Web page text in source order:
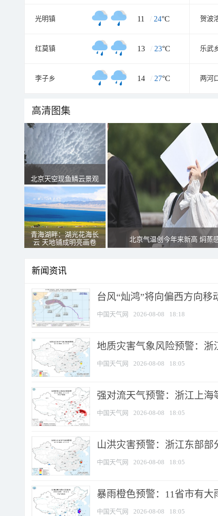
光明镇 11 / 24°C 贺波
红莫镇 13 / 23°C 乐武
李子乡 14 / 27°C 两河
高清图集
北京天空现鱼鳞云景观
青海湖畔：湖光花海长
云 天地铺成明亮画卷
北京气温创今年来新高 焖蒸
新闻资讯
台风“灿鸿”将向偏西方向移
中国天气网 2026-08-08 18:18
地质灾害气象风险预警：
中国天气网 2026-08-08 18:05
强对流天气预警：浙江上海
中国天气网 2026-08-08 18:05
山洪灾害预警：浙江东部
中国天气网 2026-08-08 18:05
暴雨橙色预警：11省市有
中国天气网 2026-08-08 18:05